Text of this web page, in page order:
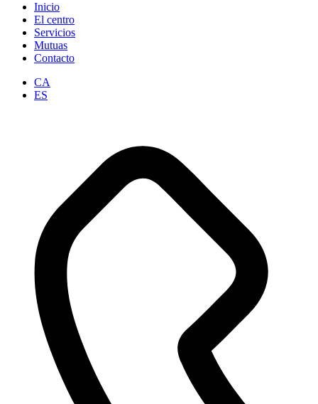
Inicio
El centro
Servicios
Mutuas
Contacto
CA
ES